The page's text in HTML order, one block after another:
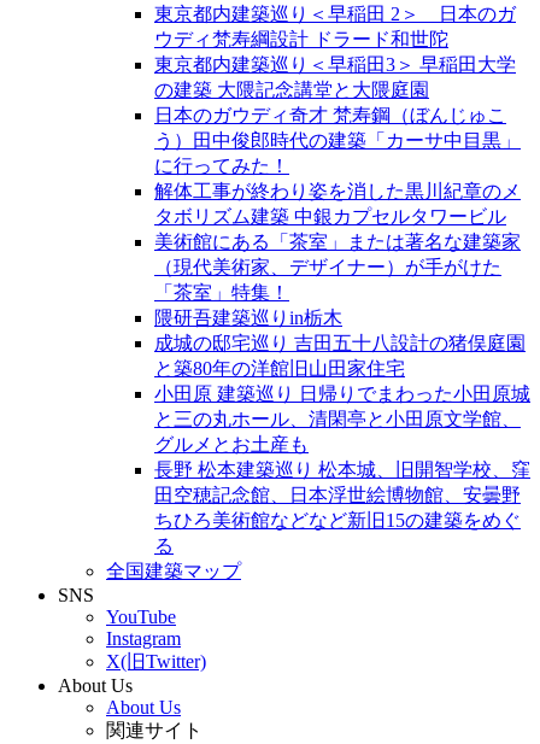
東京都内建築巡り＜早稲田 2＞ 日本のガ
ウディ梵寿綱設計 ドラード和世陀
東京都内建築巡り＜早稲田3＞ 早稲田大学
の建築 大隈記念講堂と大隈庭園
日本のガウディ奇才 梵寿鋼（ぼんじゅこ
う）田中俊郎時代の建築「カーサ中目黒」
に行ってみた！
解体工事が終わり姿を消した黒川紀章のメ
タボリズム建築 中銀カプセルタワービル
美術館にある「茶室」または著名な建築家
（現代美術家、デザイナー）が手がけた
「茶室」特集！
隈研吾建築巡りin栃木
成城の邸宅巡り 吉田五十八設計の猪俣庭園
と築80年の洋館旧山田家住宅
小田原 建築巡り 日帰りでまわった小田原城
と三の丸ホール、清閑亭と小田原文学館、
グルメとお土産も
長野 松本建築巡り 松本城、旧開智学校、窪
田空穂記念館、日本浮世絵博物館、安曇野
ちひろ美術館などなど新旧15の建築をめぐ
る
全国建築マップ
SNS
YouTube
Instagram
X(旧Twitter)
About Us
About Us
関連サイト